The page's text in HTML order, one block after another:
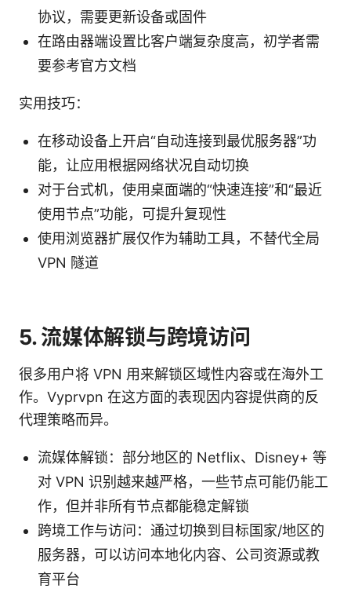
协议，需要更新设备或固件
在路由器端设置比客户端复杂度高，初学者需
要参考官方文档
实用技巧：
在移动设备上开启“自动连接到最优服务器”功
能，让应用根据网络状况自动切换
对于台式机，使用桌面端的“快速连接”和“最近
使用节点”功能，可提升复现性
使用浏览器扩展仅作为辅助工具，不替代全局
VPN 隧道
5. 流媒体解锁与跨境访问
很多用户将 VPN 用来解锁区域性内容或在海外工
作。Vyprvpn 在这方面的表现因内容提供商的反
代理策略而异。
流媒体解锁：部分地区的 Netflix、Disney+ 等
对 VPN 识别越来越严格，一些节点可能仍能工
作，但并非所有节点都能稳定解锁
跨境工作与访问：通过切换到目标国家/地区的
服务器，可以访问本地化内容、公司资源或教
育平台